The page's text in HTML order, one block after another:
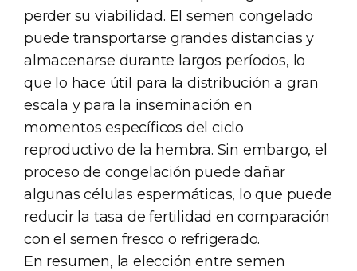
perder su viabilidad. El semen congelado
puede transportarse grandes distancias y
almacenarse durante largos períodos, lo
que lo hace útil para la distribución a gran
escala y para la inseminación en
momentos específicos del ciclo
reproductivo de la hembra. Sin embargo, el
proceso de congelación puede dañar
algunas células espermáticas, lo que puede
reducir la tasa de fertilidad en comparación
con el semen fresco o refrigerado.
En resumen, la elección entre semen